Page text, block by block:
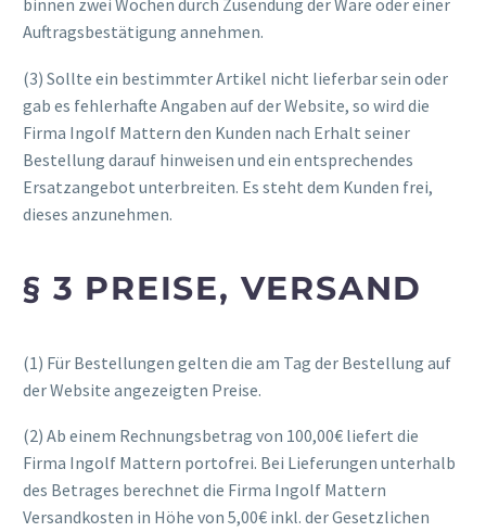
Auftragsbestätigung annehmen.
(3) Sollte ein bestimmter Artikel nicht lieferbar sein oder
gab es fehlerhafte Angaben auf der Website, so wird die
Firma Ingolf Mattern den Kunden nach Erhalt seiner
Bestellung darauf hinweisen und ein entsprechendes
Ersatzangebot unterbreiten. Es steht dem Kunden frei,
dieses anzunehmen.
§ 3 PREISE, VERSAND
(1) Für Bestellungen gelten die am Tag der Bestellung auf
der Website angezeigten Preise.
(2) Ab einem Rechnungsbetrag von 100,00€ liefert die
Firma Ingolf Mattern portofrei. Bei Lieferungen unterhalb
des Betrages berechnet die Firma Ingolf Mattern
Versandkosten in Höhe von 5,00€ inkl. der Gesetzlichen